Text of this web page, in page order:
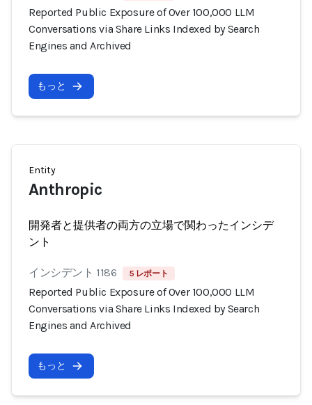
Reported Public Exposure of Over 100,000 LLM
Conversations via Share Links Indexed by Search
Engines and Archived
もっと
Entity
Anthropic
開発者と提供者の両方の立場で関わったインシデ
ント
インシデント 1186 5 レポート
Reported Public Exposure of Over 100,000 LLM
Conversations via Share Links Indexed by Search
Engines and Archived
もっと